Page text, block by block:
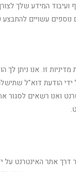
ועיבוד המידע שלך
נוספים עשויים
זו. אנו ניתן
הודעת דוא"ל
ואנו רשאים לסגור
דרך אתר האינטרנט על